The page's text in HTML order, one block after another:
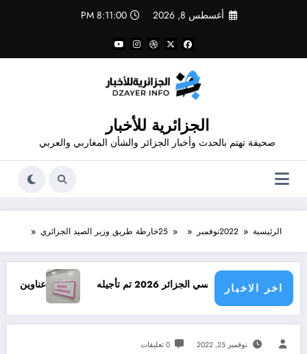
أغسطس 8, 2026 8:11:00 PM
الجزائرية للأخبار
صحيفة تهتم بالحدث وأخبار الجزائر والشأن المغاربي والعربي
الرئيسية 2022نوفمبر 25خارطة طريق وزير الصيد الجزائري
اخر الاخبار
الجزائر 2026 تم تأجيله عناوين وأرقام هاتف
نوفمبر 25, 2022 0 تعليقات